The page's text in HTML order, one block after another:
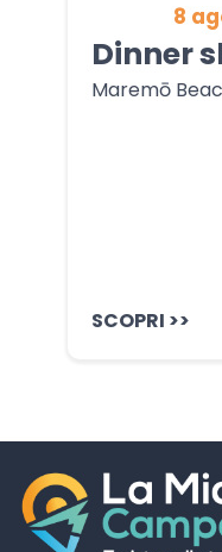
8
Dinner
Maremō
SCOPRI >>